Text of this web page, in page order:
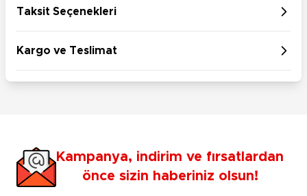
Taksit Seçenekleri
Kargo ve Teslimat
Kampanya, indirim ve fırsatlardan
önce sizin haberiniz olsun!